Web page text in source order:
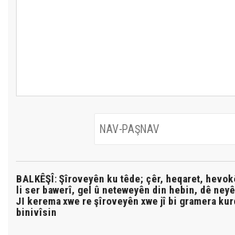
BALKÊŞÎ: Şîroveyên ku têde; çêr, heqaret,
li ser bawerî, gel û neteweyên din hebin, dê
JI kerema xwe re şîroveyên xwe jî bi gramera
binivîsin